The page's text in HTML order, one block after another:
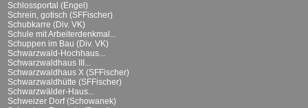
Schlossportal (Engel)
Schrein, gotisch (SFFischer)
Schubkarre (Div. VK)
Schule mit Arbeiterdenkmal...
Schuppen im Bau (Div. VK)
Schwarzwald-Hochhaus...
Schwarzwaldhaus III...
Schwarzwaldhaus X (SFFischer)
Schwarzwaldhütte (SFFischer)
Schwarzwälder-Haus...
Schweizer Dorf (Schowanek)